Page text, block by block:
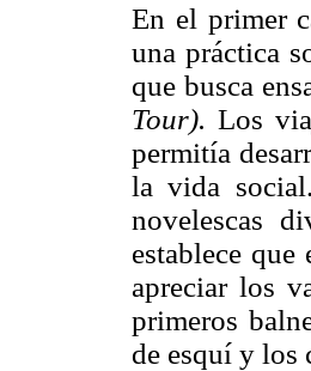
En el primer
una práctica
que busca
Tour). Los
permitía
la vida
novelescas
establece
apreciar los
primeros
de esquí y los